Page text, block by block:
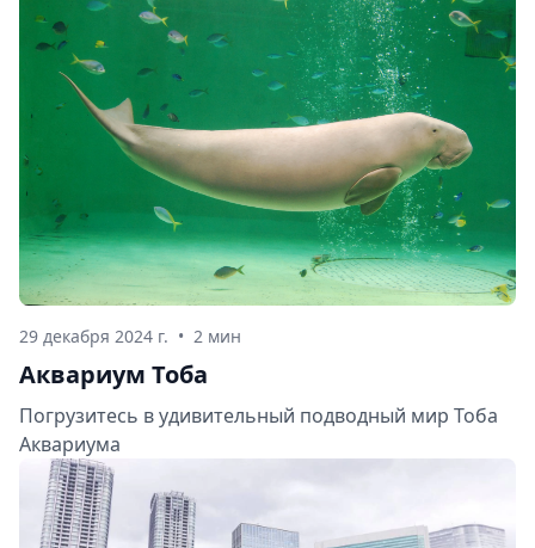
29 декабря 2024 г. • 2 мин
Аквариум Тоба
Погрузитесь в удивительный подводный мир Тоба
Аквариума